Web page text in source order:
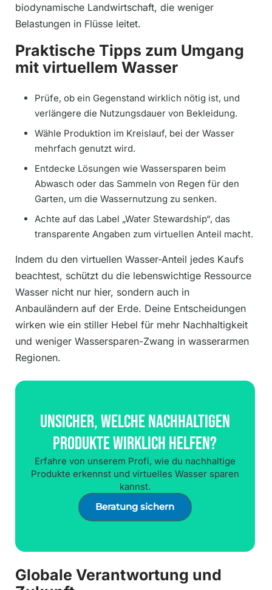
biodynamische Landwirtschaft, die weniger
Belastungen in Flüsse leitet.
Praktische Tipps zum Umgang
mit virtuellem Wasser
Prüfe, ob ein Gegenstand wirklich nötig ist, und
verlängere die Nutzungsdauer von Bekleidung.
Wähle Produktion im Kreislauf, bei der Wasser
mehrfach genutzt wird.
Entdecke Lösungen wie Wassersparen beim
Abwasch oder das Sammeln von Regen für den
Garten, um die Wassernutzung zu senken.
Achte auf das Label „Water Stewardship“, das
transparente Angaben zum virtuellen Anteil macht.
Indem du den virtuellen Wasser-Anteil jedes Kaufs
beachtest, schützt du die lebenswichtige Ressource
Wasser nicht nur hier, sondern auch in
Anbauländern auf der Erde. Deine Entscheidungen
wirken wie ein stiller Hebel für mehr Nachhaltigkeit
und weniger Wassersparen-Zwang in wasserarmen
Regionen.
Unsicher, Welche Nachhaltigen
Produkte Wirklich Helfen?
Erfahre von unserem Profi, wie du nachhaltige
Produkte erkennst und virtuelles Wasser sparen
kannst.
Beratung sichern
Globale Verantwortung und